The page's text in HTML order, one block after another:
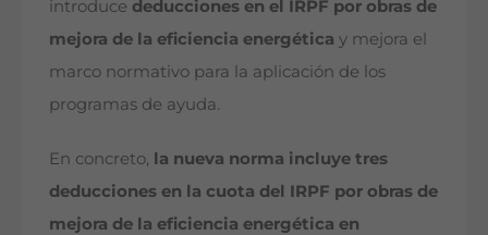
introduce deducciones en el IRPF por obras de
mejora de la eficiencia energética y mejora el
marco normativo para la aplicación de los
programas de ayuda.
En concreto, la nueva norma incluye tres
deducciones en la cuota del IRPF por obras de
mejora de la eficiencia energética en